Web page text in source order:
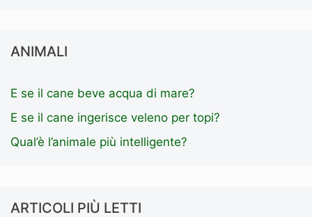
ANIMALI
E se il cane beve acqua di mare?
E se il cane ingerisce veleno per topi?
Qual’è l’animale più intelligente?
ARTICOLI PIÙ LETTI